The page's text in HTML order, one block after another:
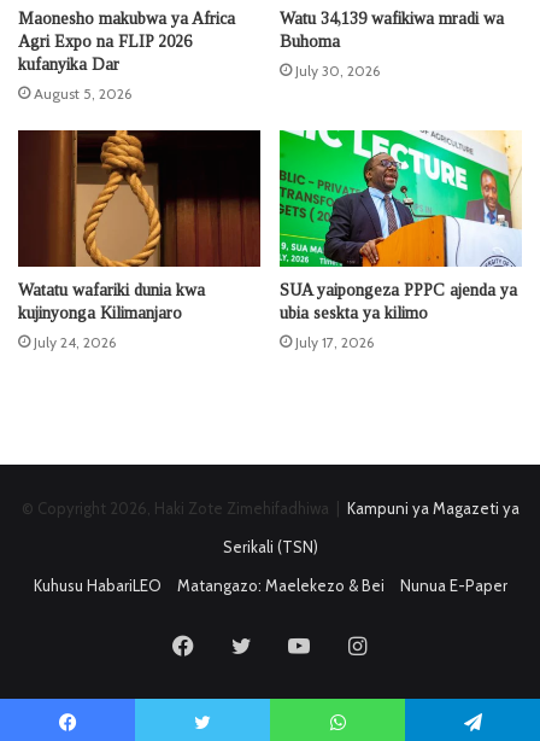
Maonesho makubwa ya Africa
Agri Expo na FLIP 2026
kufanyika Dar
August 5, 2026
Watu 34,139 wafikiwa mradi wa
Buhoma
July 30, 2026
Watatu wafariki dunia kwa
kujinyonga Kilimanjaro
July 24, 2026
SUA yaipongeza PPPC ajenda ya
ubia seskta ya kilimo
July 17, 2026
© Copyright 2026, Haki Zote Zimehifadhiwa | Kampuni ya Magazeti ya
Serikali (TSN)
Kuhusu HabariLEO
Matangazo: Maelekezo & Bei Nunua E-Paper
FacebookTwitter YouTubeInstagram